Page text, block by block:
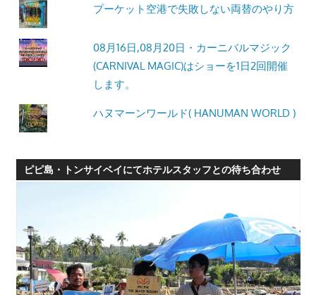
プーケット空港で失敗しない両替のやり方
08月16日,08月20日・カーニバルマジック
(CARNIVAL MAGIC)はショーを1日2回開催
します。
ハヌマーンワールド( HANUMAN WORLD )
ピピ島・トンサイベイにてホテルスタッフとの待ち合わせ